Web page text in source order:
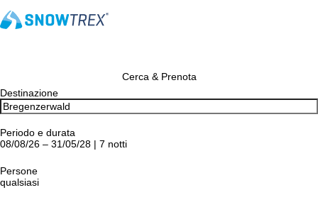
Cerca & Prenota
Destinazione
Periodo e durata
08/08/26 – 31/05/28 | 7 notti
Persone
qualsiasi